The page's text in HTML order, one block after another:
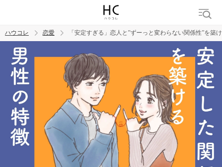
トレンド ワード
恋愛
ハウコレ 恋愛 「安定すぎる」恋人と”ずーっと変わらない関係性”を築